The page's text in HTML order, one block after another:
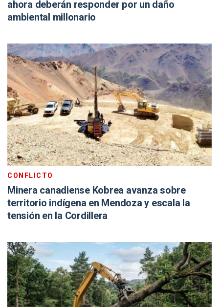
ahora deberán responder por un daño
ambiental millonario
CONFLICTO
Minera canadiense Kobrea avanza sobre
territorio indígena en Mendoza y escala la
tensión en la Cordillera